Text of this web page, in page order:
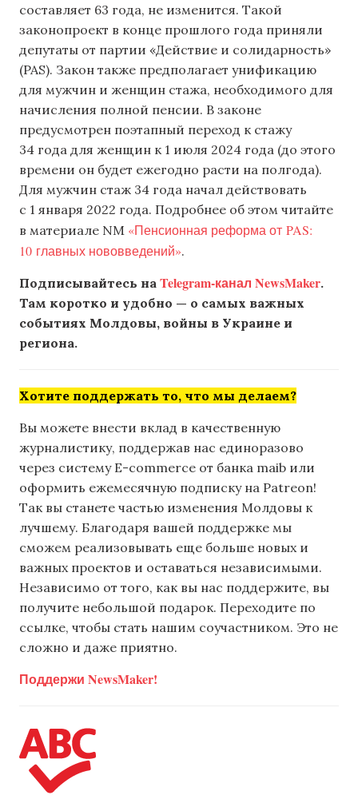
составляет 63 года, не изменится. Такой
законопроект в конце прошлого года приняли
депутаты от партии «Действие и солидарность»
(PAS). Закон также предполагает унификацию
для мужчин и женщин стажа, необходимого для
начисления полной пенсии. В законе
предусмотрен поэтапный переход к стажу
34 года для женщин к 1 июля 2024 года (до этого
времени он будет ежегодно расти на полгода).
Для мужчин стаж 34 года начал действовать
с 1 января 2022 года. Подробнее об этом читайте
в материале NM «Пенсионная реформа от PAS:
10 главных нововведений».
Подписывайтесь на Telegram-канал NewsMaker.
Там коротко и удобно — о самых важных
событиях Молдовы, войны в Украине и
региона.
Хотите поддержать то, что мы делаем?
Вы можете внести вклад в качественную
журналистику, поддержав нас единоразово
через систему E-commerce от банка maib или
оформить ежемесячную подписку на Patreon!
Так вы станете частью изменения Молдовы к
лучшему. Благодаря вашей поддержке мы
сможем реализовывать еще больше новых и
важных проектов и оставаться независимыми.
Независимо от того, как вы нас поддержите, вы
получите небольшой подарок. Переходите по
ссылке, чтобы стать нашим соучастником. Это не
сложно и даже приятно.
Поддержи NewsMaker!